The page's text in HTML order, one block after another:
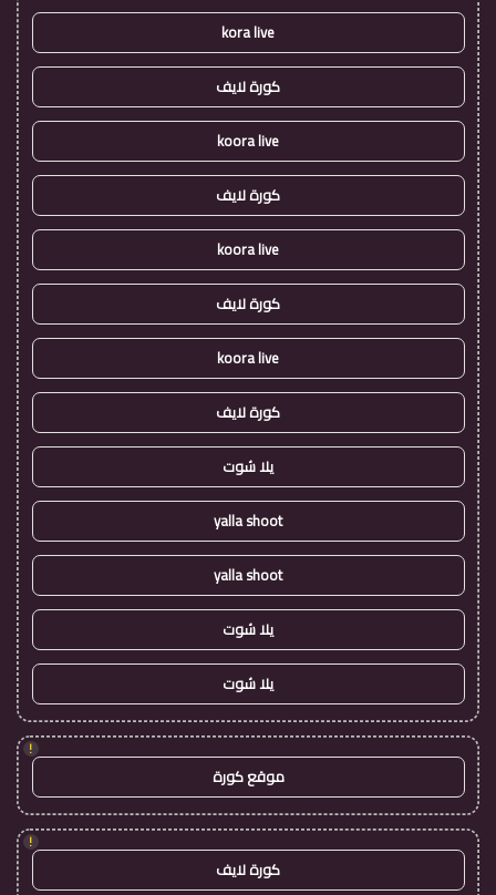
kora live
كورة لايف
koora live
كورة لايف
koora live
كورة لايف
koora live
كورة لايف
يلا شوت
yalla shoot
yalla shoot
يلا شوت
يلا شوت
!
موقع كورة
!
كورة لايف